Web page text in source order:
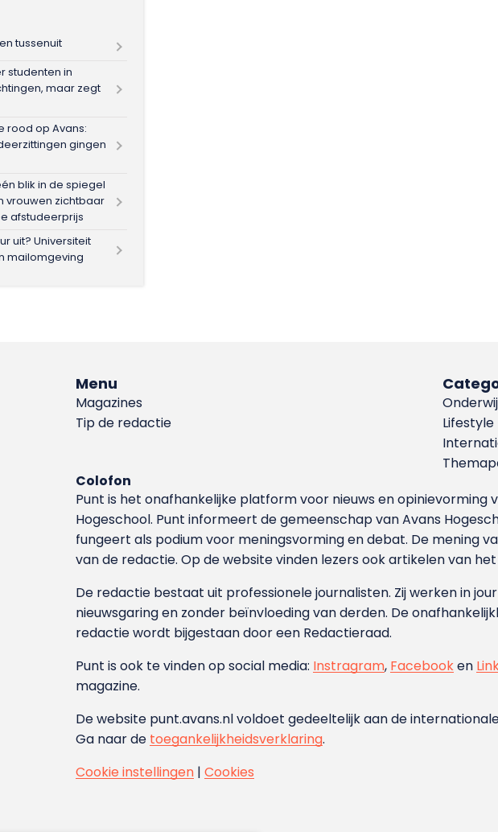
tussenuit
studenten in
maar zegt
rood op Avans:
gingen
blik in de spiegel
vrouwen zichtbaar
afstudeerprijs
uit? Universiteit
mailomgeving
Menu
Magazines
Tip de redactie
Lifestyle
Colofon
Punt is het onafhankelijke platform voor nieuws en
Hoge­school. Punt informeert de gemeenschap van Avans
fungeert als podium voor meningsvorming en debat. De mening
van de redactie. Op de website vinden lezers ook artikelen van
De redactie bestaat uit professionele journalisten. Zij werken in
nieuwsgaring en zonder beïnvloeding van derden. De
redactie wordt bijgestaan door een Redactieraad.
Punt is ook te vinden op social media: Instragram, Facebooken
magazine.
De website punt.avans.nl voldoet gedeeltelijk aan de
Ga naar de toegankelijkheidsverklaring.
Cookie instellingen |Cookies